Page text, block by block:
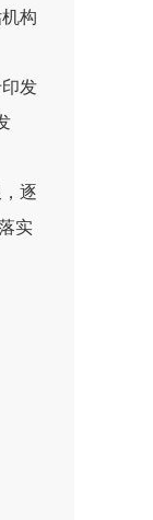
构
发
逐
实